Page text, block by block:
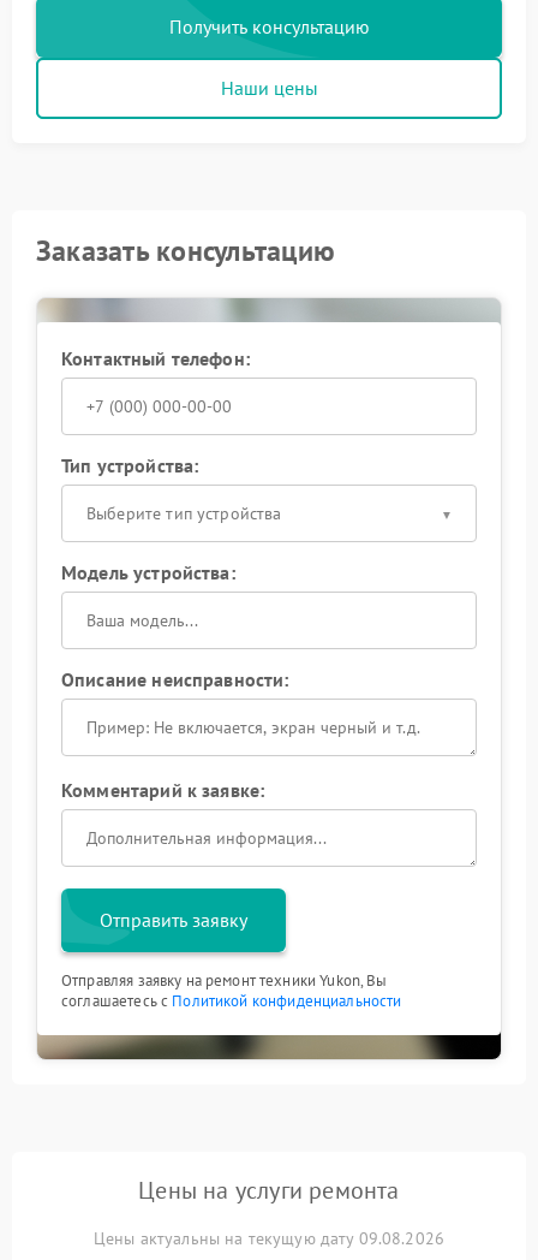
Получить консультацию
Наши цены
Заказать консультацию
Контактный телефон:
Тип устройства:
Выберите тип устройства
Модель устройства:
Описание неисправности:
Комментарий к заявке:
Отправить заявку
Отправляя заявку на ремонт техники Yukon, Вы
соглашаетесь с Политикой конфиденциальности
Цены на услуги ремонта
Цены актуальны на текущую дату 09.08.2026